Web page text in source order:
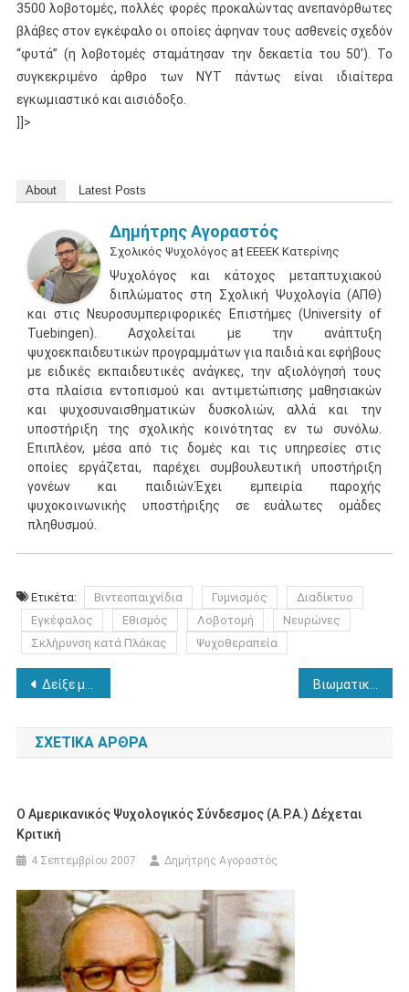
3500 λοβοτομές, πολλές φορές προκαλώντας ανεπανόρθωτες
βλάβες στον εγκέφαλο οι οποίες άφηναν τους ασθενείς σχεδόν
“φυτά” (η λοβοτομές σταμάτησαν την δεκαετία του 50′). Το
συγκεκριμένο άρθρο των NYT πάντως είναι ιδιαίτερα
εγκωμιαστικό και αισιόδοξο.
]]>
About Latest Posts
Δημήτρης Αγοραστός
Σχολικός Ψυχολόγος at ΕΕΕΕΚ Κατερίνης
Ψυχολόγος και κάτοχος μεταπτυχιακού
διπλώματος στη Σχολική Ψυχολογία (ΑΠΘ)
και στις Νευροσυμπεριφορικές Επιστήμες (University of
Tuebingen). Ασχολείται με την ανάπτυξη
ψυχοεκπαιδευτικών προγραμμάτων για παιδιά και εφήβους
με ειδικές εκπαιδευτικές ανάγκες, την αξιολόγησή τους
στα πλαίσια εντοπισμού και αντιμετώπισης μαθησιακών
και ψυχοσυναισθηματικών δυσκολιών, αλλά και την
υποστήριξη της σχολικής κοινότητας εν τω συνόλω.
Επιπλέον, μέσα από τις δομές και τις υπηρεσίες στις
οποίες εργάζεται, παρέχει συμβουλευτική υποστήριξη
γονέων και παιδιών.Έχει εμπειρία παροχής
ψυχοκοινωνικής υποστήριξης σε ευάλωτες ομάδες
πληθυσμού.
Ετικέτα: Βιντεοπαιχνίδια Γυμνισμός
Διαδίκτυο
Εγκέφαλος
Εθισμός Λοβοτομή
Νευρώνες
Σκλήρυνση κατά Πλάκας
Ψυχοθεραπεία
Πλοήγηση
άρθρων
Δείξε μου το πρόσωπό σου, να σου πω το ριζικό σου
ΣΧΕΤΙΚΆ ΆΡΘΡΑ
Ο Αμερικανικός Ψυχολογικός Σύνδεσμος (A.P.A.) Δέχεται
Κριτική
4 Σεπτεμβρίου 2007 Δημήτρης Αγοραστός